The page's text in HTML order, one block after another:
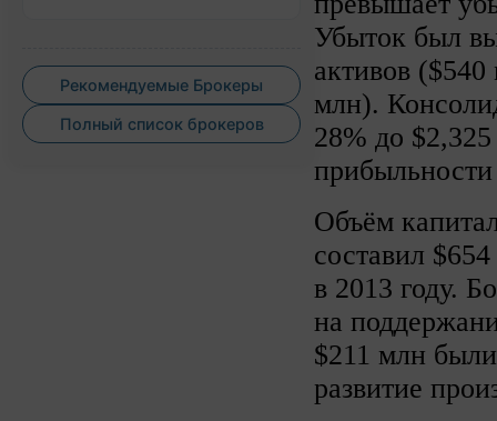
Рекомендуемые Брокеры
Полный список брокеров
Убыток был
активов
млн).
28% до
прибыльности
Объём
составил
в 2013 году.
на
$211 млн
развитие